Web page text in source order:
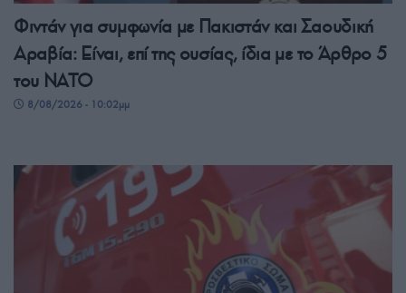
Φιντάν για συμφωνία με Πακιστάν και Σαουδική
Αραβία: Είναι, επί της ουσίας, ίδια με το Άρθρο 5
του ΝΑΤΟ
8/08/2026 - 10:02μμ